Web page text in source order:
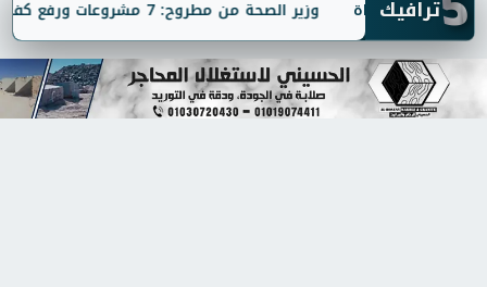
ترافيك وزير الصحة من مطروح: 7 مشروعات ورفع كفاءة المستشفيات و الخدمات الطبية محاماة